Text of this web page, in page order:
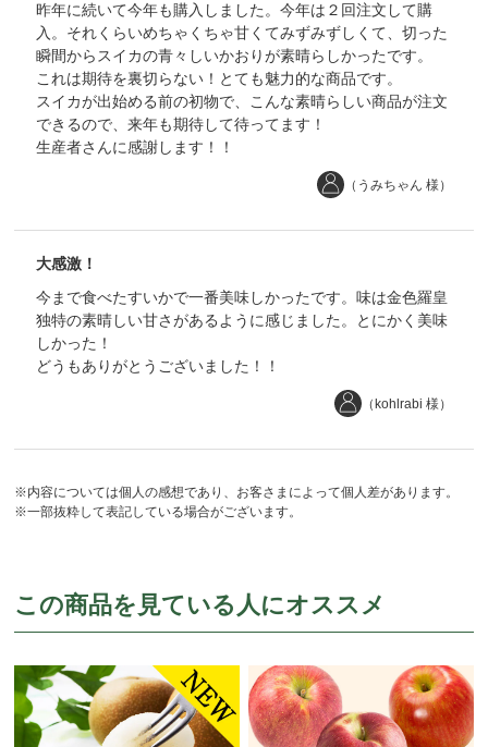
昨年に続いて今年も購入しました。今年は２回注文して購
入。それくらいめちゃくちゃ甘くてみずみずしくて、切った
瞬間からスイカの青々しいかおりが素晴らしかったです。
これは期待を裏切らない！とても魅力的な商品です。
スイカが出始める前の初物で、こんな素晴らしい商品が注文
できるので、来年も期待して待ってます！
生産者さんに感謝します！！
（うみちゃん 様）
大感激！
今まで食べたすいかで一番美味しかったです。味は金色羅皇
独特の素晴しい甘さがあるように感じました。とにかく美味
しかった！
どうもありがとうございました！！
（kohlrabi 様）
※内容については個人の感想であり、お客さまによって個人差があります。
※一部抜粋して表記している場合がございます。
この商品を見ている人にオススメ